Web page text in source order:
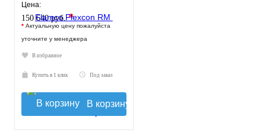
Цена:
150 640 руб.*
* Актуальную цену пожалуйста
уточните у менеджера
В избранное
Купить в 1 клик Под заказ
В корзину